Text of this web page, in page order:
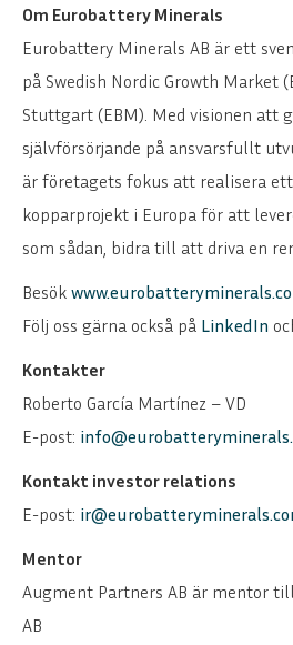
Om Eurobattery Minerals
Eurobattery Minerals AB är ett
på Swedish Nordic Growth Market
Stuttgart (EBM). Med visionen att
självförsörjande på ansvarsfullt
är företagets fokus att realisera
kopparprojekt i Europa för att
som sådan, bidra till att driva en
Besök
Följ oss gärna också på LinkedIn
Kontakter
Roberto García Martínez – VD
E-post:
Kontakt investor relations
E-post:
Mentor
Augment Partners AB är mentor
AB